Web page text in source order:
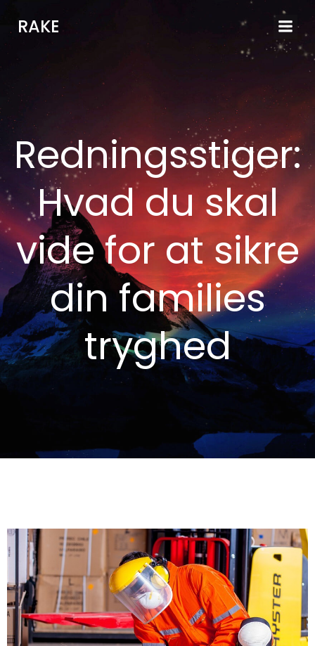
RAKE
Redningsstiger:
Hvad du skal
vide for at sikre
din families
tryghed